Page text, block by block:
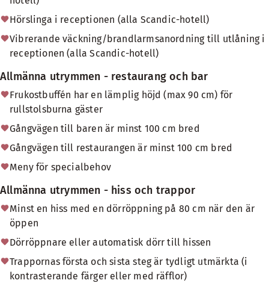
Hörslinga i receptionen (alla Scandic-hotell)
Vibrerande väckning/brandlarmsanordning till utlåning i
receptionen (alla Scandic-hotell)
Allmänna utrymmen - restaurang och bar
Frukostbuffén har en lämplig höjd (max 90 cm) för
rullstolsburna gäster
Gångvägen till baren är minst 100 cm bred
Gångvägen till restaurangen är minst 100 cm bred
Meny för specialbehov
Allmänna utrymmen - hiss och trappor
Minst en hiss med en dörröppning på 80 cm när den är
öppen
Dörröppnare eller automatisk dörr till hissen
Trappornas första och sista steg är tydligt utmärkta (i
kontrasterande färger eller med räfflor)